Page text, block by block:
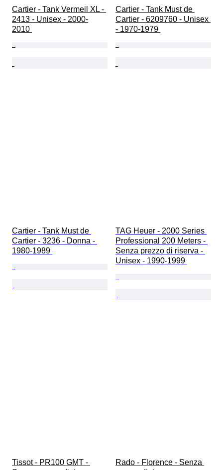
Cartier - Tank Vermeil XL -
2413 - Unisex - 2000-
2010
Cartier - Tank Must de
Cartier - 6209760 - Unisex
- 1970-1979
Cartier - Tank Must de
Cartier - 3236 - Donna -
1980-1989
TAG Heuer - 2000 Series
Professional 200 Meters -
Senza prezzo di riserva -
Unisex - 1990-1999
Tissot - PR100 GMT -
Rado - Florence - Senza